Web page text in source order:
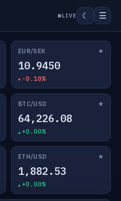
LIVE ☾ ☰
EUR/SEK ★
10.9450
-0.18%
BTC/USD ★
64,226.08
+0.00%
ETH/USD ★
1,882.53
+0.00%